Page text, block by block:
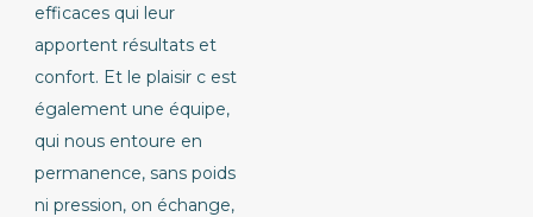
efficaces qui leur
apportent résultats et
confort. Et le plaisir c est
également une équipe,
qui nous entoure en
permanence, sans poids
ni pression, on échange,